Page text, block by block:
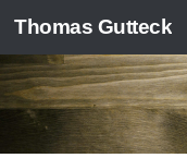
Zum Inhalt springen
Thomas Gutteck